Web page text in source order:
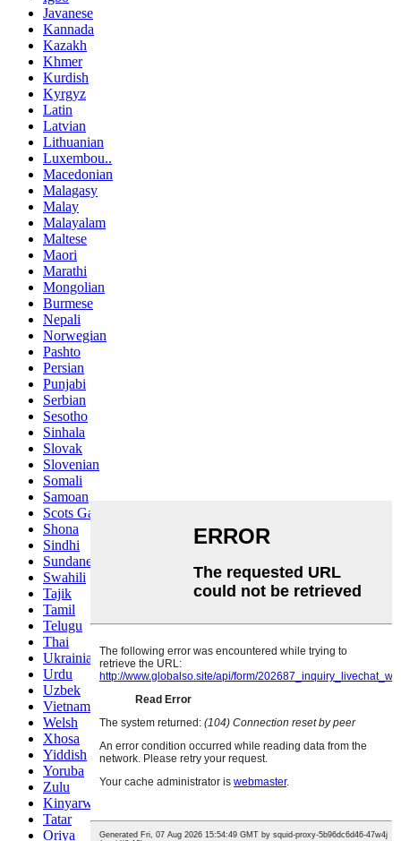
Javanese
Kannada
Kazakh
Khmer
Kurdish
Kyrgyz
Latin
Latvian
Lithuanian
Luxembou..
Macedonian
Malagasy
Malay
Malayalam
Maltese
Maori
Marathi
Mongolian
Burmese
Nepali
Norwegian
Pashto
Persian
Punjabi
Serbian
Sesotho
Sinhala
Slovak
Slovenian
Somali
Samoan
Scots Gaelic
Shona
Sindhi
Sundanese
Swahili
Tajik
Tamil
Telugu
Thai
Ukrainian
Urdu
Uzbek
Vietnamese
Welsh
Xhosa
Yiddish
Yoruba
Zulu
Kinyarwanda
Tatar
Oriya